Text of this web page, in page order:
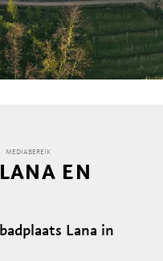
MEDIABEREIK
EN
Lana in